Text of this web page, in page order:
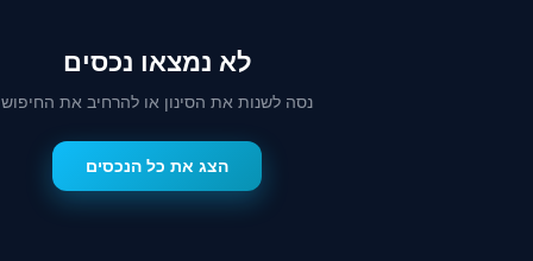
לא נמצאו נכסים
נסה לשנות את הסינון או להרחיב את החיפוש
הצג את כל הנכסים